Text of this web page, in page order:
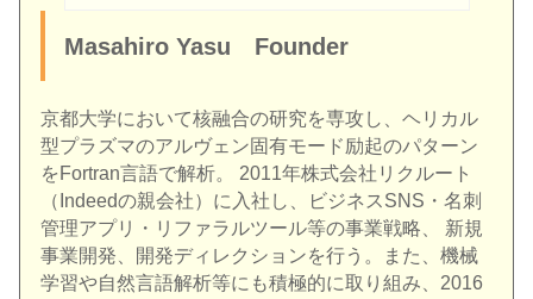
Masahiro Yasu Founder
京都大学において核融合の研究を専攻し、ヘリカル
型プラズマのアルヴェン固有モード励起のパターン
をFortran言語で解析。 2011年株式会社リクルート
（Indeedの親会社）に入社し、ビジネスSNS・名刺
管理アプリ・リファラルツール等の事業戦略、 新規
事業開発、開発ディレクションを行う。また、機械
学習や自然言語解析等にも積極的に取り組み、2016